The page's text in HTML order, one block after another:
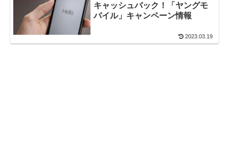
キャッシュバック！「ヤングモ
バイル」キャンペーン情報
2023.03.19